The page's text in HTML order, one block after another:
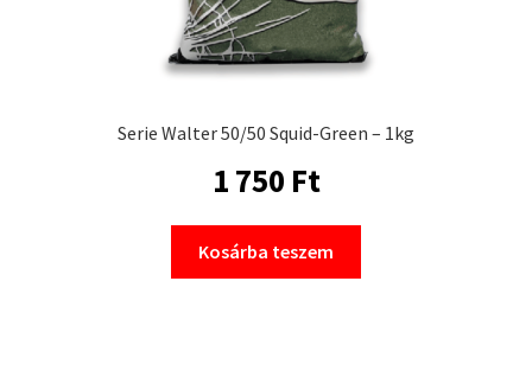
Serie Walter 50/50 Squid-Green – 1kg
1 750 Ft
Kosárba teszem